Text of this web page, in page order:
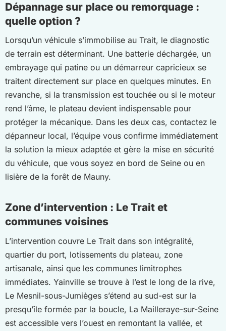
Dépannage sur place ou remorquage :
quelle option ?
Lorsqu’un véhicule s’immobilise au Trait, le diagnostic
de terrain est déterminant. Une batterie déchargée, un
embrayage qui patine ou un démarreur capricieux se
traitent directement sur place en quelques minutes. En
revanche, si la transmission est touchée ou si le moteur
rend l’âme, le plateau devient indispensable pour
protéger la mécanique. Dans les deux cas, contactez le
dépanneur local, l’équipe vous confirme immédiatement
la solution la mieux adaptée et gère la mise en sécurité
du véhicule, que vous soyez en bord de Seine ou en
lisière de la forêt de Mauny.
Zone d’intervention : Le Trait et
communes voisines
L’intervention couvre Le Trait dans son intégralité,
quartier du port, lotissements du plateau, zone
artisanale, ainsi que les communes limitrophes
immédiates. Yainville se trouve à l’est le long de la rive,
Le Mesnil-sous-Jumièges s’étend au sud-est sur la
presqu’île formée par la boucle, La Mailleraye-sur-Seine
est accessible vers l’ouest en remontant la vallée, et